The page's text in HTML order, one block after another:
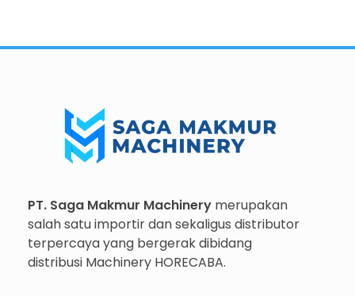
PT. Saga Makmur Machinery merupakan
salah satu importir dan sekaligus distributor
terpercaya yang bergerak dibidang
distribusi Machinery HORECABA.